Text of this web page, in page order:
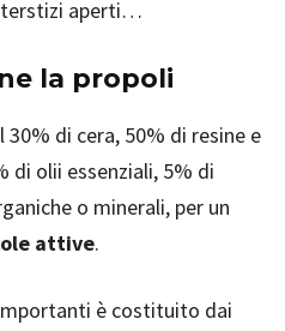
aperti…
la propoli
di cera, 50% di resine e
di olii essenziali, 5% di
o minerali, per un
attive.
è costituito dai